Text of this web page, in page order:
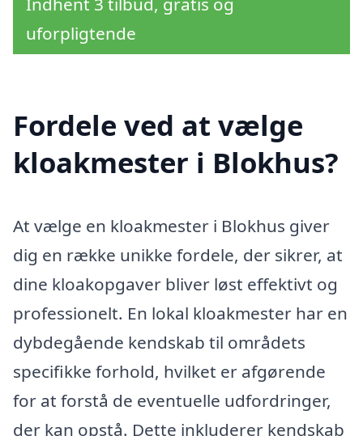
uforpligtende
Fordele ved at vælge
kloakmester i Blokhus?
At vælge en kloakmester i Blokhus giver
dig en række unikke fordele, der sikrer, at
dine kloakopgaver bliver løst effektivt og
professionelt. En lokal kloakmester har en
dybdegående kendskab til områdets
specifikke forhold, hvilket er afgørende
for at forstå de eventuelle udfordringer,
der kan opstå. Dette inkluderer kendskab